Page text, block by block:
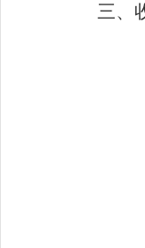
三、